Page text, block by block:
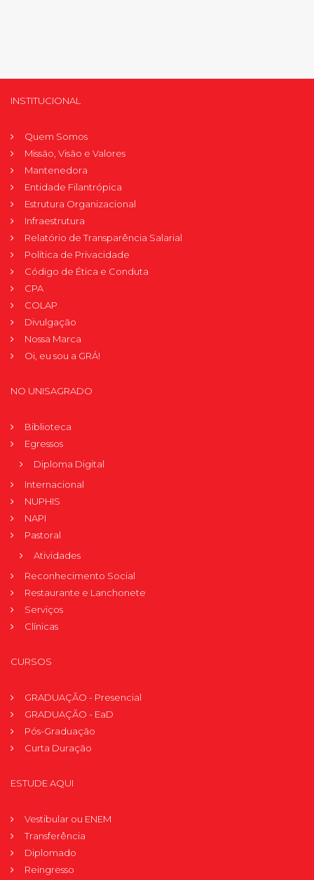
INSTITUCIONAL
Quem Somos
Missão, Visão e Valores
Mantenedora
Entidade Filantrópica
Estrutura Organizacional
Infraestrutura
Relatório de Transparência Salarial
Política de Privacidade
Código de Ética e Conduta
CPA
COLAP
Divulgação
Nossa Marca
Oi, eu sou a GRÁ!
NO UNISAGRADO
Biblioteca
Egressos
Diploma Digital
Internacional
NUPHIS
NAPI
Pastoral
Atividades
Reconhecimento Social
Restaurante e Lanchonete
Serviços
Clínicas
CURSOS
GRADUAÇÃO - Presencial
GRADUAÇÃO - EaD
Pós-Graduação
Curta Duração
ESTUDE AQUI
Vestibular ou ENEM
Transferência
Diplomado
Reingresso